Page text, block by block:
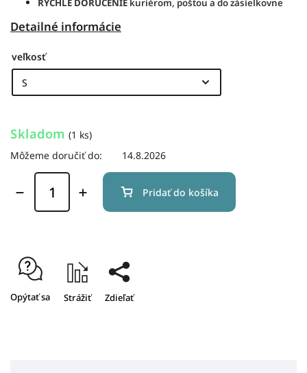
Detailné informácie
veľkosť
Skladom (1 ks)
Môžeme doručiť do:
14.8.2026
Pridať do košíka
Opýtať sa Strážiť Zdieľať